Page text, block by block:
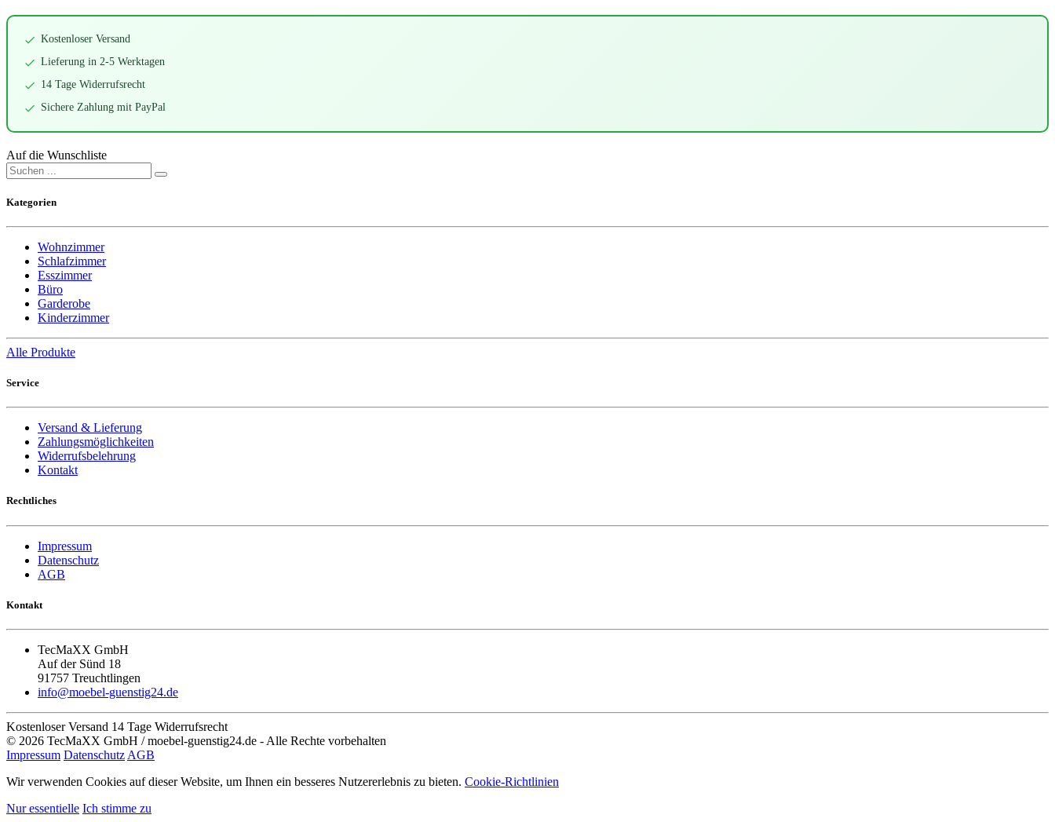
Kostenloser Versand
Lieferung in 2-5 Werktagen
14 Tage Widerrufsrecht
Sichere Zahlung mit PayPal
Auf die Wunschliste
Kategorien
Wohnzimmer
Schlafzimmer
Esszimmer
Büro
Garderobe
Kinderzimmer
Alle Produkte
Service
Versand & Lieferung
Zahlungsmöglichkeiten
Widerrufsbelehrung
Kontakt
Rechtliches
Impressum
Datenschutz
AGB
Kontakt
TecMaXX GmbH
Auf der Sünd 18
91757 Treuchtlingen
info@moebel-guenstig24.de
Kostenloser Versand 14 Tage Widerrufsrecht
© 2026 TecMaXX GmbH / moebel-guenstig24.de - Alle Rechte vorbehalten
Impressum Datenschutz AGB
Wir verwenden Cookies auf dieser Website, um Ihnen ein besseres Nutzererlebnis zu bieten. Cookie-Richtlinien
Nur essentielle Ich stimme zu